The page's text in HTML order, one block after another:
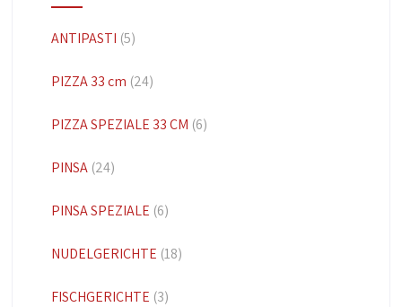
ANTIPASTI (5)
PIZZA 33 cm (24)
PIZZA SPEZIALE 33 CM (6)
PINSA (24)
PINSA SPEZIALE (6)
NUDELGERICHTE (18)
FISCHGERICHTE (3)